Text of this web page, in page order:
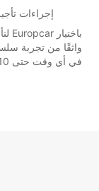
إجراءات
واثقًا من تجربة
في أي وقت حتى 10 مساءً!